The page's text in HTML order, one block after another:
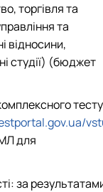
торгівля та
та
відносини,
студії) (бюджет
тесту
для
за